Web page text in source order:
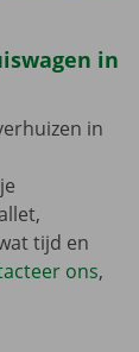
in
in
tijd en
ons,